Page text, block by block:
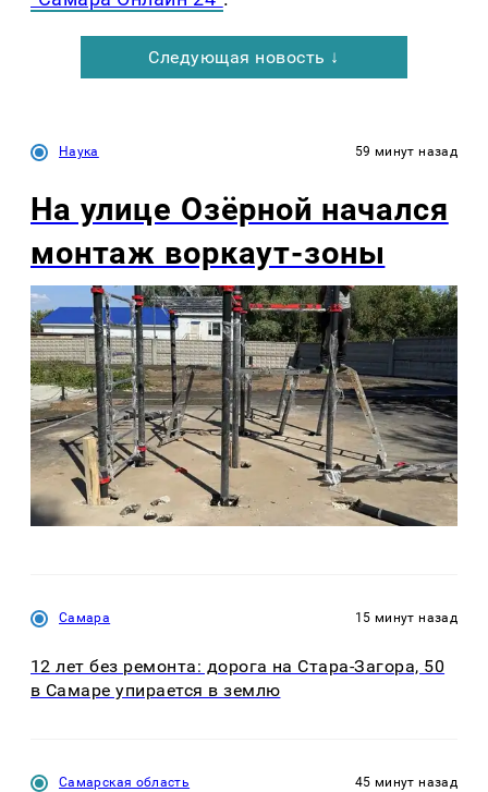
Следующая новость ↓
Наука 59 минут назад
На улице Озëрной начался
монтаж воркаут-зоны
Самара 15 минут назад
12 лет без ремонта: дорога на Стара-Загора, 50
в Самаре упирается в землю
Самарская область 45 минут назад